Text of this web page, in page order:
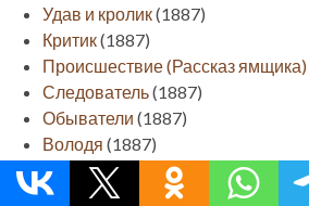
Удав и кролик(1887)
Критик(1887)
Происшествие (Рассказ ямщика)
Следователь(1887)
Обыватели (1887)
Володя (1887)
Счастье (1887)
Ненастье(1887)